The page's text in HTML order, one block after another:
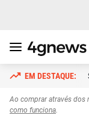
Ao comprar através dos
como funciona.